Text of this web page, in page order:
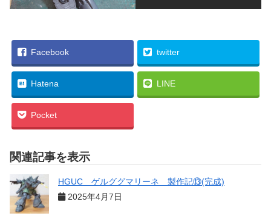
Facebook twitter
Hatena LINE
Pocket
関連記事を表示
HGUC ゲルググマリーネ 製作記⑬(完成)
2025年4月7日